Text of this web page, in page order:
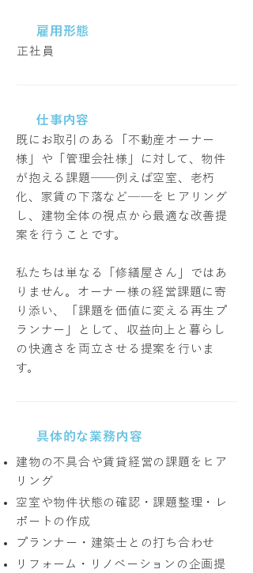
雇用形態
正社員
仕事内容
既にお取引のある「不動産オーナー
様」や「管理会社様」に対して、物件
が抱える課題──例えば空室、老朽
化、家賃の下落など──をヒアリング
し、建物全体の視点から最適な改善提
案を行うことです。​
私たちは単なる「修繕屋さん」ではあ
りません。オーナー様の経営課題に寄
り添い、「課題を価値に変える再生プ
ランナー」として、収益向上と暮らし
の快適さを両立させる提案を行いま
す。
具体的な業務内容
建物の不具合や賃貸経営の課題をヒア
リング
空室や物件状態の確認・課題整理・レ
ポートの作成
プランナー・建築士との打ち合わせ
リフォーム・リノベーションの企画提